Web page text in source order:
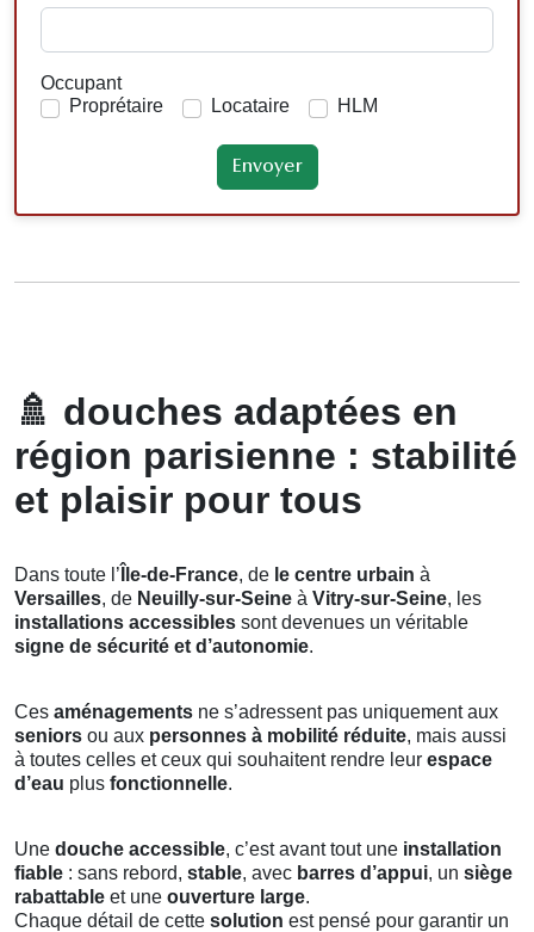
Occupant
Proprétaire
Locataire HLM
🚿 douches adaptées en
région parisienne : stabilité
et plaisir pour tous
Dans toute l’ Île-de-France, de le centre urbain à
Versailles, de Neuilly-sur-Seine à Vitry-sur-Seine, les
installations accessibles sont devenues un véritable
signe de sécurité et d’autonomie.
Ces aménagements ne s’adressent pas uniquement aux
seniors ou aux personnes à mobilité réduite, mais aussi
à toutes celles et ceux qui souhaitent rendre leur espace
d’eau plus fonctionnelle.
Une douche accessible, c’est avant tout une installation
fiable : sans rebord, stable, avec barres d’appui, un siège
rabattable et une ouverture large.
Chaque détail de cette solution est pensé pour garantir un